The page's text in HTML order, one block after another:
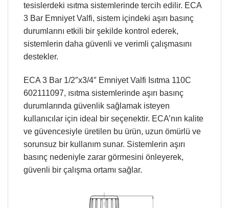
tesislerdeki ısıtma sistemlerinde tercih edilir. ECA
3 Bar Emniyet Valfi, sistem içindeki aşırı basınç
durumlarını etkili bir şekilde kontrol ederek,
sistemlerin daha güvenli ve verimli çalışmasını
destekler.
ECA 3 Bar 1/2″x3/4″ Emniyet Valfi Isıtma 110C
602111097, ısıtma sistemlerinde aşırı basınç
durumlarında güvenlik sağlamak isteyen
kullanıcılar için ideal bir seçenektir. ECA’nın kalite
ve güvencesiyle üretilen bu ürün, uzun ömürlü ve
sorunsuz bir kullanım sunar. Sistemlerin aşırı
basınç nedeniyle zarar görmesini önleyerek,
güvenli bir çalışma ortamı sağlar.